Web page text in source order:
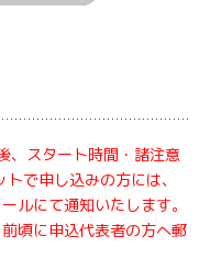
、スタート時間・諸注意
で申し込みの方には、
ルにて通知いたします。
頃に申込代表者の方へ郵